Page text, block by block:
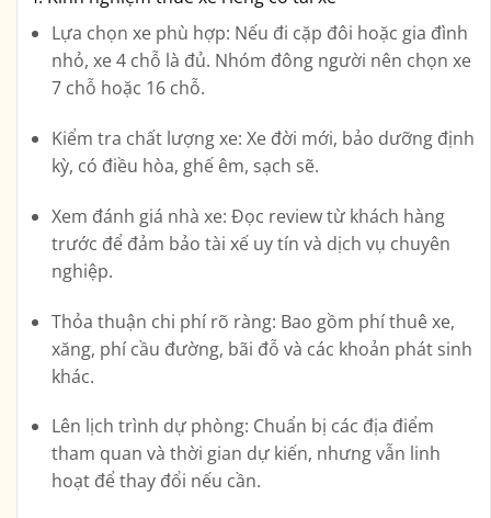
Lựa chọn xe phù hợp: Nếu đi cặp đôi hoặc gia đình
nhỏ, xe 4 chỗ là đủ. Nhóm đông người nên chọn xe
7 chỗ hoặc 16 chỗ.
Kiểm tra chất lượng xe: Xe đời mới, bảo dưỡng định
kỳ, có điều hòa, ghế êm, sạch sẽ.
Xem đánh giá nhà xe: Đọc review từ khách hàng
trước để đảm bảo tài xế uy tín và dịch vụ chuyên
nghiệp.
Thỏa thuận chi phí rõ ràng: Bao gồm phí thuê xe,
xăng, phí cầu đường, bãi đỗ và các khoản phát sinh
khác.
Lên lịch trình dự phòng: Chuẩn bị các địa điểm
tham quan và thời gian dự kiến, nhưng vẫn linh
hoạt để thay đổi nếu cần.